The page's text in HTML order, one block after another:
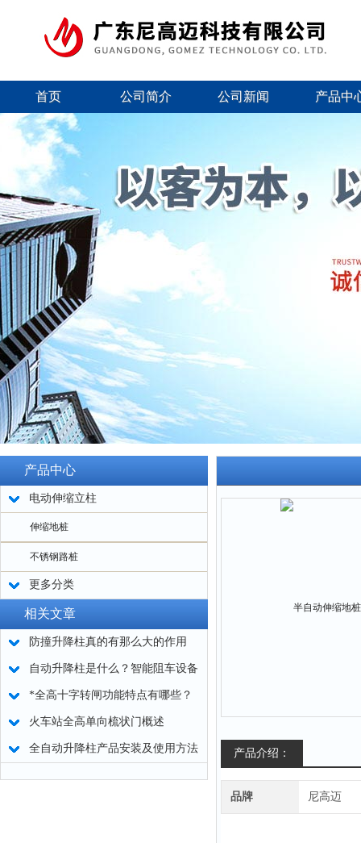
首页 公司简介 公司新闻 产品中
产品中心
电动伸缩立柱
伸缩地桩
不锈钢路桩
更多分类
相关文章
防撞升降柱真的有那么大的作用
吗？
自动升降柱是什么？智能阻车设备
解析
*全高十字转闸功能特点有哪些？
火车站全高单向梳状门概述
全自动升降柱产品安装及使用方法 产品介绍：
品牌 尼高迈